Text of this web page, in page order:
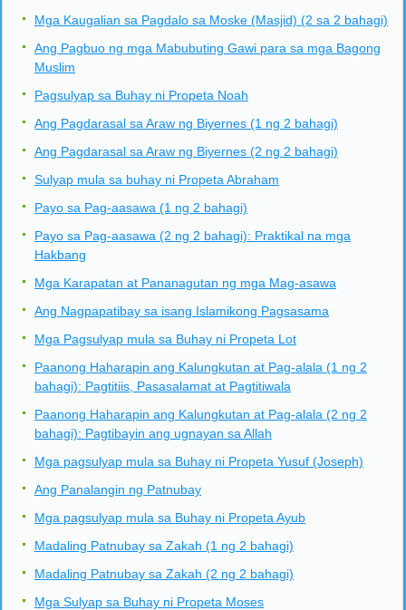
Mga Kaugalian sa Pagdalo sa Moske (Masjid) (2 sa 2 bahagi)
Ang Pagbuo ng mga Mabubuting Gawi para sa mga Bagong
Muslim
Pagsulyap sa Buhay ni Propeta Noah
Ang Pagdarasal sa Araw ng Biyernes (1 ng 2 bahagi)
Ang Pagdarasal sa Araw ng Biyernes (2 ng 2 bahagi)
Sulyap mula sa buhay ni Propeta Abraham
Payo sa Pag-aasawa (1 ng 2 bahagi)
Payo sa Pag-aasawa (2 ng 2 bahagi): Praktikal na mga
Hakbang
Mga Karapatan at Pananagutan ng mga Mag-asawa
Ang Nagpapatibay sa isang Islamikong Pagsasama
Mga Pagsulyap mula sa Buhay ni Propeta Lot
Paanong Haharapin ang Kalungkutan at Pag-alala (1 ng 2
bahagi): Pagtitiis, Pasasalamat at Pagtitiwala
Paanong Haharapin ang Kalungkutan at Pag-alala (2 ng 2
bahagi): Pagtibayin ang ugnayan sa Allah
Mga pagsulyap mula sa Buhay ni Propeta Yusuf (Joseph)
Ang Panalangin ng Patnubay
Mga pagsulyap mula sa Buhay ni Propeta Ayub
Madaling Patnubay sa Zakah (1 ng 2 bahagi)
Madaling Patnubay sa Zakah (2 ng 2 bahagi)
Mga Sulyap sa Buhay ni Propeta Moses